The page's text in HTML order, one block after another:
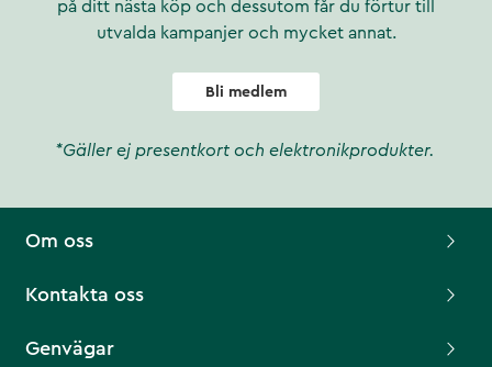
på ditt nästa köp och dessutom får du förtur till
utvalda kampanjer och mycket annat.
Bli medlem
*Gäller ej presentkort och elektronikprodukter.
Om oss
Kontakta oss
Genvägar